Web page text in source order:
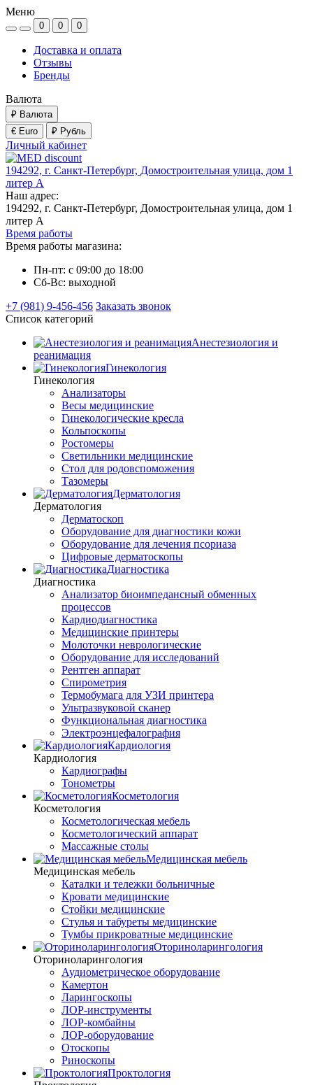
Меню
0 0 0
Доставка и оплата
Отзывы
Бренды
Валюта
₽ Валюта
€ Euro
₽ Рубль
Личный кабинет
194292, г. Санкт-Петербург, Домостроительная улица, дом 1
литер А
Наш адрес:
194292, г. Санкт-Петербург, Домостроительная улица, дом 1
литер А
Время работы
Время работы магазина:
Пн-пт: с 09:00 до 18:00
Сб-Вс: выходной
+7 (981) 9-456-456 Заказать звонок
Список категорий
Анестезиология и
реанимация
Гинекология
Гинекология
Анализаторы
Весы медицинские
Гинекологические кресла
Кольпоскопы
Ростомеры
Светильники медицинские
Стол для родовспоможения
Тазомеры
Дерматология
Дерматология
Дерматоскоп
Оборудование для диагностики кожи
Оборудование для лечения псориаза
Цифровые дерматоскопы
Диагностика
Диагностика
Анализатор биоимпедансный обменных
процессов
Кардиодиагностика
Медицинские принтеры
Молоточки неврологические
Оборудование для исследований
Рентген аппарат
Спирометрия
Термобумага для УЗИ принтера
Ультразвуковой сканер
Функциональная диагностика
Электроэнцефалография
Кардиология
Кардиология
Кардиографы
Тонометры
Косметология
Косметология
Косметологическая мебель
Косметологический аппарат
Массажные столы
Медицинская мебель
Медицинская мебель
Каталки и тележки больничные
Кровати медицинские
Стойки медицинские
Стулья и табуреты медицинские
Тумбы прикроватные медицинские
Оториноларингология
Оториноларингология
Аудиометрическое оборудование
Камертон
Ларингоскопы
ЛОР-инструменты
ЛОР-комбайны
ЛОР-оборудование
Отоскопы
Риноскопы
Проктология